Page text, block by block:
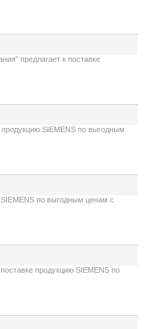
предлагает к поставке
продукцию SIEMENS по выгодным
по выгодным ценам с
продукцию SIEMENS по